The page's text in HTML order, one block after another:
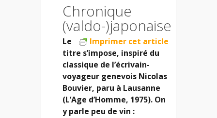
Chronique
(valdo-)japonaise
Imprimer cet article
Le
titre s’impose, inspiré du
classique de l’écrivain-
voyageur genevois Nicolas
Bouvier, paru à Lausanne
(L’Age d’Homme, 1975). On
y parle peu de vin :